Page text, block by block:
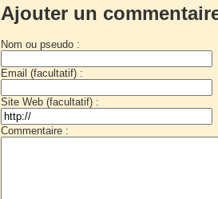
Ajouter un
Nom ou pseudo :
Email (facultatif) :
Site Web (facultatif) :
Commentaire :